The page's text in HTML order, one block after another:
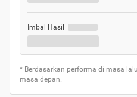
Imbal Hasil
* Berdasarkan performa di masa
masa depan.